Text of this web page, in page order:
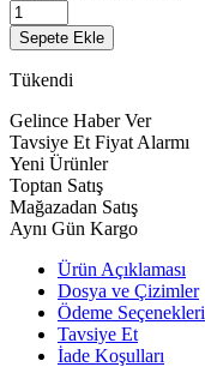
Sepete Ekle
Tükendi
Gelince Haber Ver
Tavsiye Et Fiyat Alarmı
Yeni Ürünler
Toptan Satış
Mağazadan Satış
Aynı Gün Kargo
Ürün Açıklaması
Dosya ve Çizimler
Ödeme Seçenekleri
Tavsiye Et
İade Koşulları